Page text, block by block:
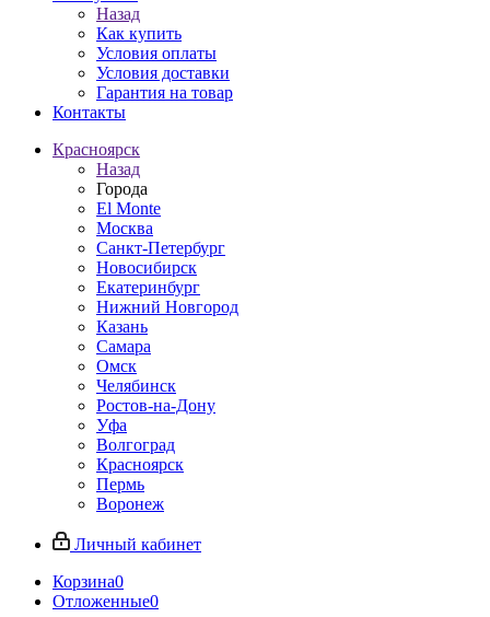
Назад
Как купить
Условия оплаты
Условия доставки
Гарантия на товар
Контакты
Красноярск
Назад
Города
El Monte
Москва
Санкт-Петербург
Новосибирск
Екатеринбург
Нижний Новгород
Казань
Самара
Омск
Челябинск
Ростов-на-Дону
Уфа
Волгоград
Красноярск
Пермь
Воронеж
Личный кабинет
Корзина0
Отложенные0